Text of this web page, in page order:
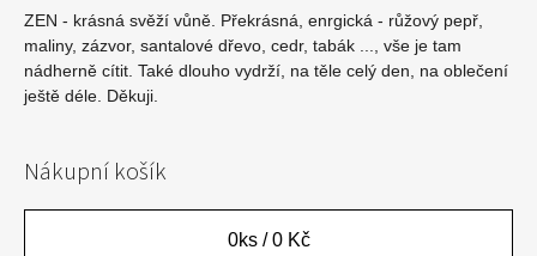
ZEN - krásná svěží vůně. Překrásná, enrgická - růžový pepř,
maliny, zázvor, santalové dřevo, cedr, tabák ..., vše je tam
nádherně cítit. Také dlouho vydrží, na těle celý den, na oblečení
ještě déle. Děkuji.
Nákupní košík
0ks /0 Kč